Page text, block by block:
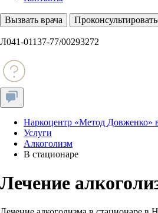
Вызвать врача
Л041-01137-77/00293272
Наркоцентр «Метод Довженко»
Услуги
Алкоголизм
В стационаре
Лечение